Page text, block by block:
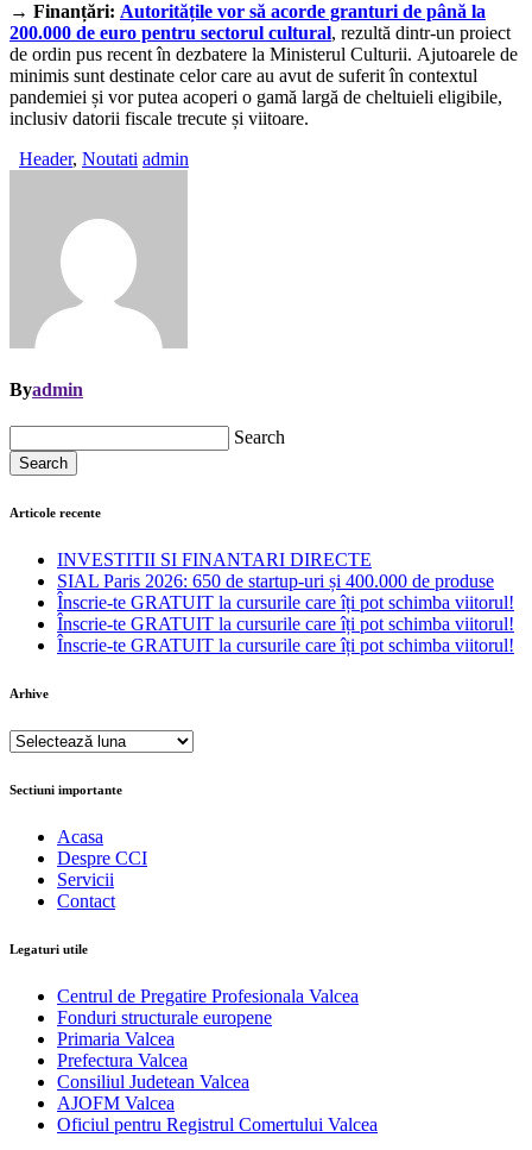
→ Finanțări: Autoritățile vor să acorde granturi de până la
200.000 de euro pentru sectorul cultural, rezultă dintr-un proiect
de ordin pus recent în dezbatere la Ministerul Culturii. Ajutoarele de
minimis sunt destinate celor care au avut de suferit în contextul
pandemiei și vor putea acoperi o gamă largă de cheltuieli eligibile,
inclusiv datorii fiscale trecute și viitoare.
Header, Noutati admin
Byadmin
Search
Search
Articole recente
INVESTITII SI FINANTARI DIRECTE
SIAL Paris 2026: 650 de startup-uri și 400.000 de produse
Înscrie-te GRATUIT la cursurile care îți pot schimba viitorul!
Înscrie-te GRATUIT la cursurile care îți pot schimba viitorul!
Înscrie-te GRATUIT la cursurile care îți pot schimba viitorul!
Arhive
Arhive
Sectiuni importante
Acasa
Despre CCI
Servicii
Contact
Legaturi utile
Centrul de Pregatire Profesionala Valcea
Fonduri structurale europene
Primaria Valcea
Prefectura Valcea
Consiliul Judetean Valcea
AJOFM Valcea
Oficiul pentru Registrul Comertului Valcea